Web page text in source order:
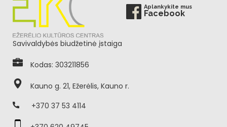
Aplankykite mus
Facebook
Savivaldybės biudžetinė įstaiga
Kodas: 303211856
Kauno g. 21, Ežerėlis, Kauno r.
+370 37 53 4114